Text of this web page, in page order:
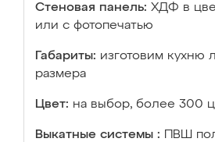
Стеновая панель: ХДФ в
или с фотопечатью
Габариты: изготовим кухню
размера
Цвет: на выбор, более 300
Выкатные системы :
ПВШ